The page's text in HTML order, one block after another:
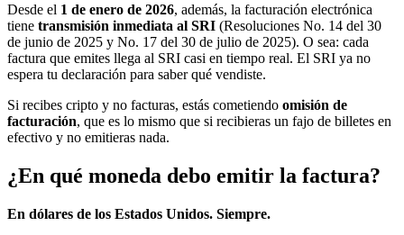
Desde el 1 de enero de 2026, además, la facturación electrónica
tiene transmisión inmediata al SRI (Resoluciones No. 14 del 30
de junio de 2025 y No. 17 del 30 de julio de 2025). O sea: cada
factura que emites llega al SRI casi en tiempo real. El SRI ya no
espera tu declaración para saber qué vendiste.
Si recibes cripto y no facturas, estás cometiendo omisión de
facturación, que es lo mismo que si recibieras un fajo de billetes en
efectivo y no emitieras nada.
¿En qué moneda debo emitir la factura?
En dólares de los Estados Unidos. Siempre.